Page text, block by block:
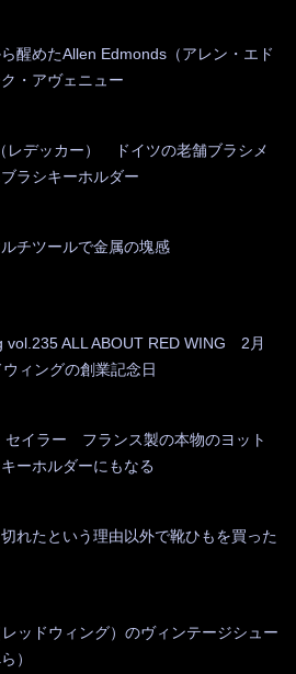
醒めたAllen Edmonds（アレン・エド
・アヴェニュー
レデッカー） ドイツの老舗ブラシメ
ラシキーホルダー
チツールで金属の塊感
vol.235 ALL ABOUT RED WING 2月
ィングの創業記念日
セイラー フランス製の本物のヨット
ーホルダーにもなる
れたという理由以外で靴ひもを買った
ッドウィング）のヴィンテージシュー
）